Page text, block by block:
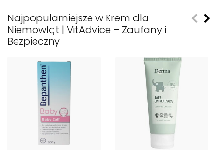
Najpopularniejsze w Krem dla
Niemowląt | VitAdvice – Zaufany i
Bezpieczny